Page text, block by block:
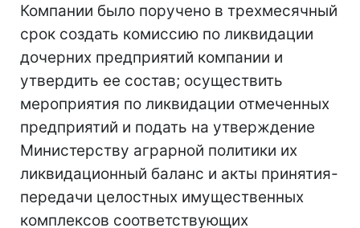
Компании было поручено в трехмесячный
срок создать комиссию по ликвидации
дочерних предприятий компании и
утвердить ее состав; осуществить
мероприятия по ликвидации отмеченных
предприятий и подать на утверждение
Министерству аграрной политики их
ликвидационный баланс и акты принятия-
передачи целостных имущественных
комплексов соответствующих